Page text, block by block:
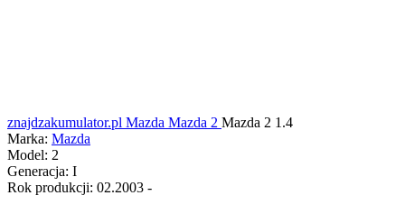
znajdzakumulator.pl Mazda Mazda 2 Mazda 2 1.4
Marka: Mazda
Model: 2
Generacja: I
Rok produkcji: 02.2003 -